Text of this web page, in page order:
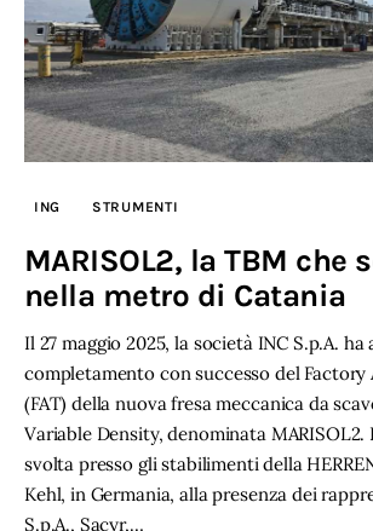
ING STRUMENTI
MARISOL2, la TBM che
nella metro di Catania
Il 27 maggio 2025, la società INC S.p.A.
completamento con successo del Factory
(FAT) della nuova fresa meccanica da
Variable Density, denominata MARISOL2.
svolta presso gli stabilimenti della
Kehl, in Germania, alla presenza dei
S.p.A., Sacyr,…